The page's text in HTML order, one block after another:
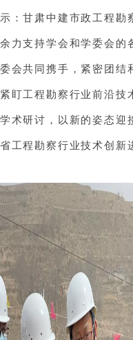
：甘肃中建市政工程勘
力支持学会和学委会的
会共同携手，紧密团结
盯工程勘察行业前沿技
术研讨，以新的姿态迎
工程勘察行业技术创新